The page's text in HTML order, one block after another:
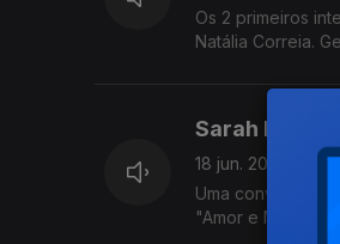
Os 2 primeiros
Natália Correia.
Sarah Negra
18 jun. 2026
Uma conversa
"Amor e Magia",